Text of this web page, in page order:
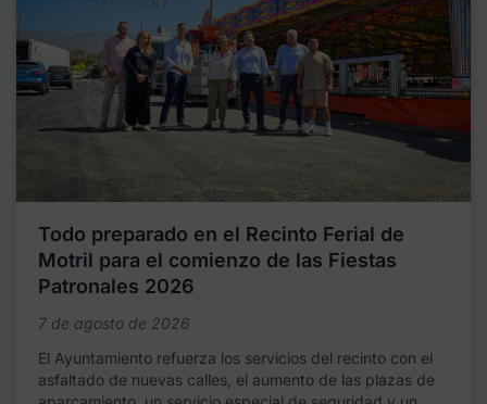
Todo preparado en el Recinto Ferial de
Motril para el comienzo de las Fiestas
Patronales 2026
7 de agosto de 2026
El Ayuntamiento refuerza los servicios del recinto con el
asfaltado de nuevas calles, el aumento de las plazas de